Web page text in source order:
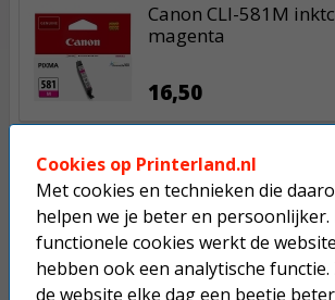
Canon CLI-581M
magenta
16,50
Canon CLI-581Y
16,50
Cookies op Printerland.nl
Met cookies en technieken die
helpen we je beter en persoonlijker.
functionele cookies werkt de
hebben ook een analytische functie.
de website elke dag een beetje